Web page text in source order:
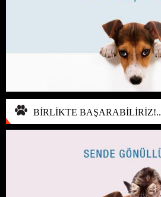
BİRLİKTE BAŞARABİLİRİZ!..